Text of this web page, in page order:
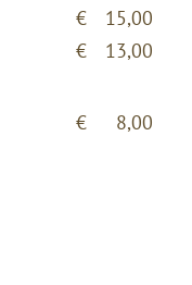
€
15,00
€ 13,00
€
8,00